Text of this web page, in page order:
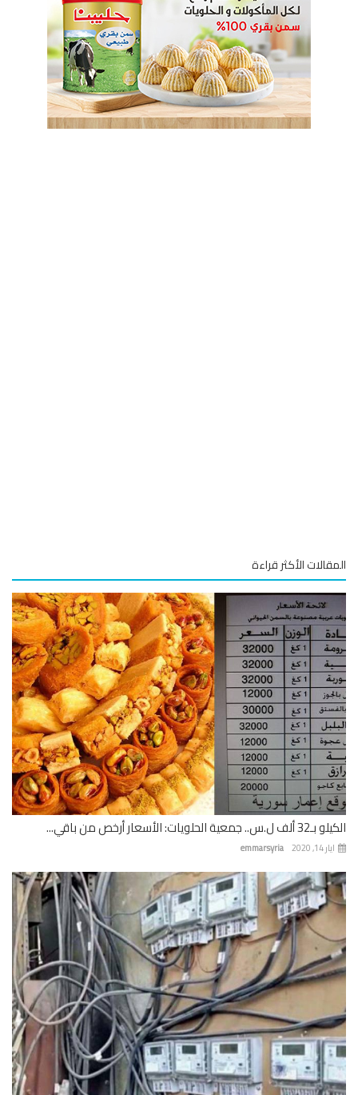
الأكثر قراءة
الحلويات: الأسعار أرخص من باقي...
emmarsyria